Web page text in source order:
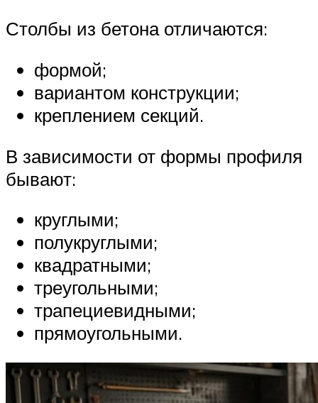
Столбы из бетона отличаются:
формой;
вариантом конструкции;
креплением секций.
В зависимости от формы профиля
бывают:
круглыми;
полукруглыми;
квадратными;
треугольными;
трапециевидными;
прямоугольными.